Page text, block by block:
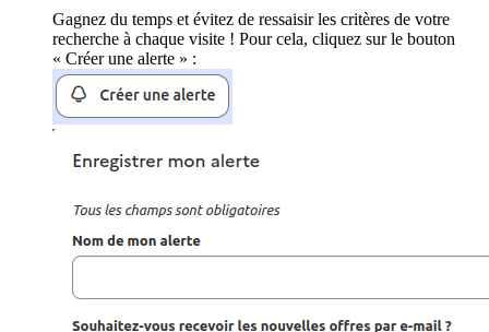
Gagnez du temps et évitez de ressaisir les critères de votre
recherche à chaque visite ! Pour cela, cliquez sur le bouton
« Créer une alerte » :